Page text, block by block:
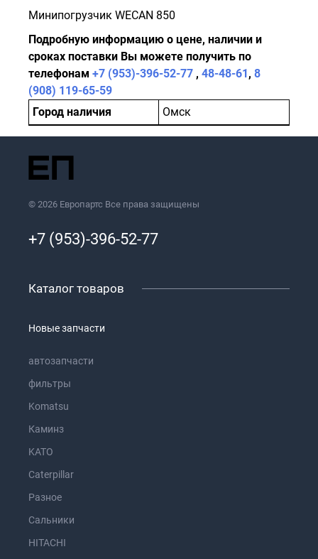
Минипогрузчик WECAN 850
Подробную информацию о цене, наличии и
сроках поставки Вы можете получить по
телефонам +7 (953)-396-52-77 , 48-48-61, 8
(908) 119-65-59
Город наличия
Омск
© 2026 Европартс Все права защищены
+7 (953)-396-52-77
Каталог товаров
Новые запчасти
автозапчасти
фильтры
Komatsu
Каминз
KATO
Caterpillar
Разное
Сальники
HITACHI